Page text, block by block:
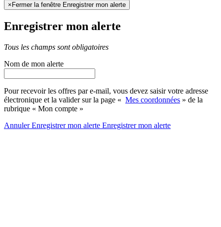
× Fermer la fenêtre Enregistrer mon alerte
Enregistrer mon alerte
Tous les champs sont obligatoires
Nom de mon alerte
Pour recevoir les offres par e-mail, vous devez saisir votre adresse
électronique et la valider sur la page « Mes coordonnées » de la
rubrique « Mon compte »
AnnulerEnregistrer mon alerte Enregistrermon alerte